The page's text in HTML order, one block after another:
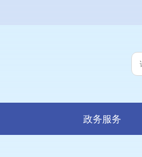
政务服务